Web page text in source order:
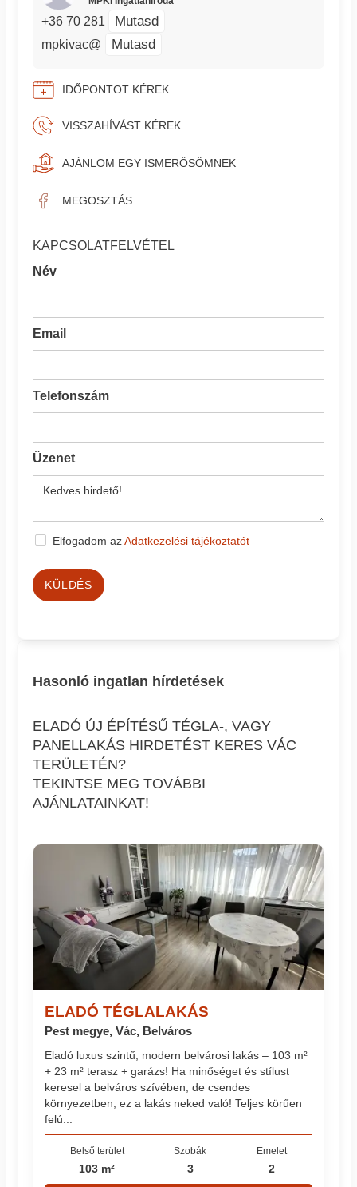
+36 70 281 Mutasd
mpkivac@ Mutasd
IDŐPONTOT KÉREK
VISSZAHÍVÁST KÉREK
AJÁNLOM EGY ISMERŐSÖMNEK
MEGOSZTÁS
KAPCSOLATFELVÉTEL
Név
Email
Telefonszám
Üzenet
Elfogadom azAdatkezelési tájékoztatót
KÜLDÉS
Hasonló ingatlan hírdetések
ELADÓ ÚJ ÉPÍTÉSŰ TÉGLA-, VAGY
PANELLAKÁS HIRDETÉST KERES VÁC
TERÜLETÉN?
TEKINTSE MEG TOVÁBBI
AJÁNLATAINKAT!
ELADÓ TÉGLALAKÁS
Pest megye, Vác, Belváros
Eladó luxus szintű, modern belvárosi lakás – 103 m²
+ 23 m² terasz + garázs! Ha minőséget és stílust
keresel a belváros szívében, de csendes
környezetben, ez a lakás neked való! Teljes körűen
felú...
Belső terület
103 m²
Szobák
3
Emelet
2